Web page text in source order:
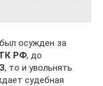
осужден за
РФ, до
, то и увольнять
судебная